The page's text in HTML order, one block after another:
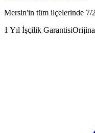
Mersin'in tüm ilçelerinde 7/
1 Yıl İşçilik Garantisi